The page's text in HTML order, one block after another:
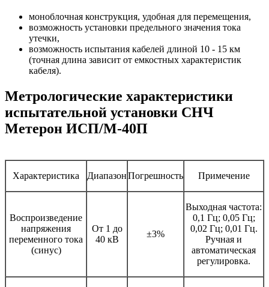
моноблочная конструкция, удобная для перемещения,
возможность установки предельного значения тока
утечки,
возможность испытания кабелей длиной 10 - 15 км
(точная длина зависит от емкостных характеристик
кабеля).
Метрологические характеристики
испытательной установки СНЧ
Метерон ИСП/М-40П
Характеристика ДиапазонПогрешность Примечение
Воспроизведение
напряжения
переменного тока
(синус)
От 1 до
40 кВ
±3%
Выходная частота:
0,1 Гц; 0,05 Гц;
0,02 Гц; 0,01 Гц.
Ручная и
автоматическая
регулировка.